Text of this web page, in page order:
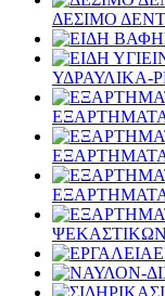
ΔΕΣΙΜΟ
ΥΔΡΑΥΛΙΚΑ-
ΕΞΑΡΤΗΜΑΤΑ
ΨΕΚΑΣΤΙΚΩΝ